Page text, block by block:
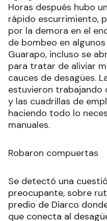
Horas después hubo
rápido escurrimiento,
por la demora en el
de bombeo en
Guarapo, incluso se
para tratar de aliviar
cauces de desagües.
estuvieron trabajando
y las cuadrillas de
haciendo todo lo
manuales.
Robaron compuertas
Se detectó una
preocupante, sobre
predio de Diarco
que conecta al